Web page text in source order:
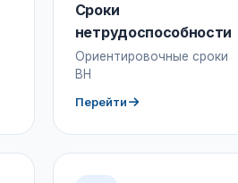
Сроки
нетрудоспособности
Ориентировочные сроки
ВН
Перейти